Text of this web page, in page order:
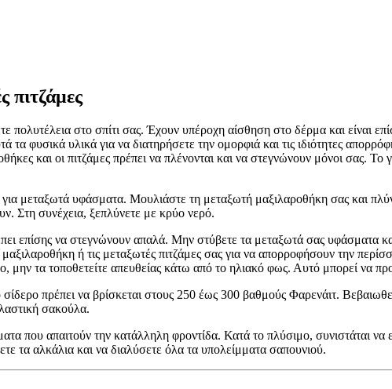
πιτζάμες
πολυτέλεια στο σπίτι σας. Έχουν υπέροχη αίσθηση στο δέρμα και είναι
φυσικά υλικά για να διατηρήσετε την ομορφιά και τις ιδιότητες
και οι πιτζάμες πρέπει να πλένονται και να στεγνώνουν μόνοι σας. Το
μεταξωτά υφάσματα. Μουλιάστε τη μεταξωτή μαξιλαροθήκη σας και
Στη συνέχεια, ξεπλύνετε με κρύο νερό.
επίσης να στεγνώνουν απαλά. Μην στύβετε τα μεταξωτά σας υφάσματα
ή τις μεταξωτές πιτζάμες σας για να απορροφήσουν την
τα τοποθετείτε απευθείας κάτω από το ηλιακό φως. Αυτό μπορεί να
πρέπει να βρίσκεται στους 250 έως 300 βαθμούς Φαρενάιτ.
σακούλα.
που απαιτούν την κατάλληλη φροντίδα. Κατά το πλύσιμο, συνιστάται να
τα αλκάλια και να διαλύσετε όλα τα υπολείμματα σαπουνιού.